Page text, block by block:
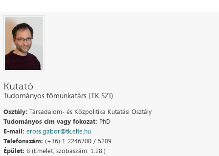
Kutató
Tudományos főmunkatárs (TK SZI)
Osztály: Társadalom- és Közpolitika Kutatási Osztály
Tudományos cím vagy fokozat: PhD
E-mail: eross.gabor@tk.elte.hu
Telefonszám: (+36) 1 2246700 / 5209
Épület: B (Emelet, szobaszám: 1.28.)